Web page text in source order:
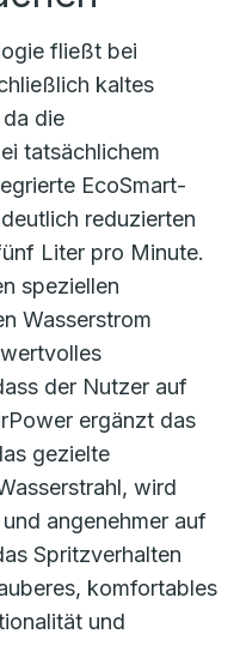
fließt bei
kaltes
die
tatsächlichem
EcoSmart-
reduzierten
Liter pro Minute.
speziellen
Wasserstrom
der Nutzer auf
ergänzt das
gezielte
wird
angenehmer auf
Spritzverhalten
komfortables
und